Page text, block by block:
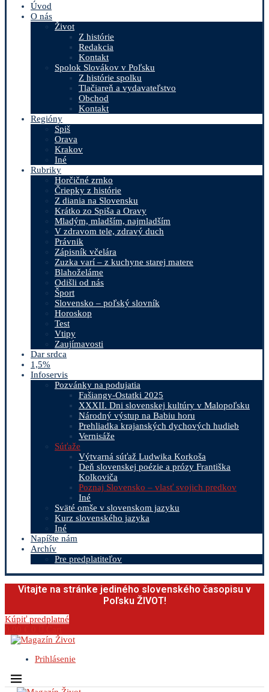
Úvod
O nás
Život
Z histórie
Redakcia
Kontakt
Spolok Slovákov v Poľsku
Z histórie spolku
Tlačiareň a vydavateľstvo
Obchod
Kontakt
Regióny
Spiš
Orava
Krakov
Iné
Rubriky
Horčičné zrnko
Čriepky z histórie
Z diania na Slovensku
Krátko zo Spiša a Oravy
Mladým, mladším, najmladším
V zdravom tele, zdravý duch
Právnik
Zápisník včelára
Zuzka varí – z kuchyne starej matere
Blahoželáme
Odišli od nás
Šport
Slovensko – poľský slovník
Horoskop
Test
Vtipy
Zaujímavosti
Dar srdca
1,5%
Infoservis
Pozvánky na podujatia
Fašiangy-Ostatki 2025
XXXII. Dni slovenskej kultúry v Malopoľsku
Národný výstup na Babiu horu
Prehliadka krajanských dychových hudieb
Vernisáže
Súťaže
Výtvarná súťaž Ludwika Korkoša
Deň slovenskej poézie a prózy Františka
Kolkoviča
Poznaj Slovensko – vlasť svojich predkov
Iné
Sväté omše v slovenskom jazyku
Kurz slovenského jazyka
Iné
Napíšte nám
Archív
Pre predplatiteľov
Vitajte na stránke jediného slovenského časopisu v
Poľsku ŽIVOT!
Kúpiť predplatné
Prihlásenie